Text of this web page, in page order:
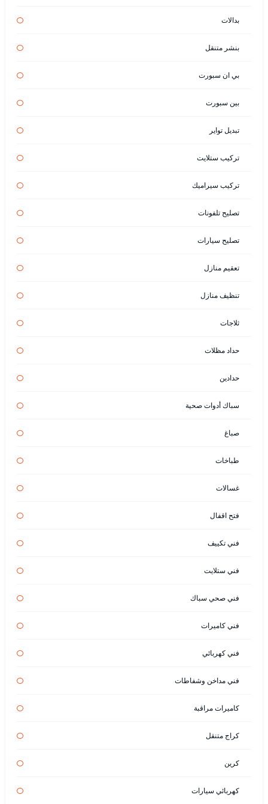
بدالات
بنشر متنقل
بي ان سبورت
بين سبورت
تبديل تواير
تركيب ستلايت
تركيب سيراميك
تصليح تلفونات
تصليح سيارات
تعقيم منازل
تنظيف منازل
ثلاجات
حداد مظلات
حدادين
سباك أدوات صحية
صباغ
طباخات
غسالات
فتح اقفال
فني تكييف
فني ستلايت
فني صحي سباك
فني كاميرات
فني كهربائي
فني مداخن وشفاطات
كاميرات مراقبة
كراج متنقل
كرين
كهربائي سيارات